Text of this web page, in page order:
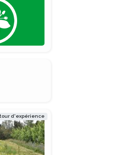
d'expérience